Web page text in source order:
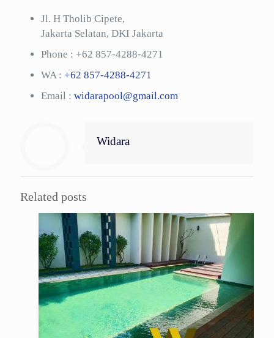
Jl. H Tholib Cipete,
Jakarta Selatan, DKI Jakarta
Phone : +62 857-4288-4271
WA : +62 857-4288-4271
Email : widarapool@gmail.com
Widara
Related posts